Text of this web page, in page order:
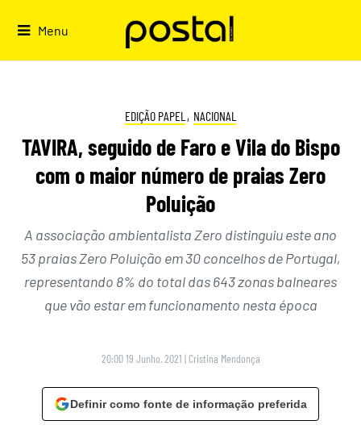
Menu
EDIÇÃO PAPEL , NACIONAL
TAVIRA, seguido de Faro e Vila do Bispo
com o maior número de praias Zero
Poluição
A associação ambientalista Zero distinguiu este ano
53 praias Zero Poluição em 30 concelhos de Portugal,
representando 8% do total das 643 zonas balneares
que vão estar em funcionamento nesta época
20:00 19 Junho, 2021 | Cristina Mendonça
Definir como fonte de informação preferida